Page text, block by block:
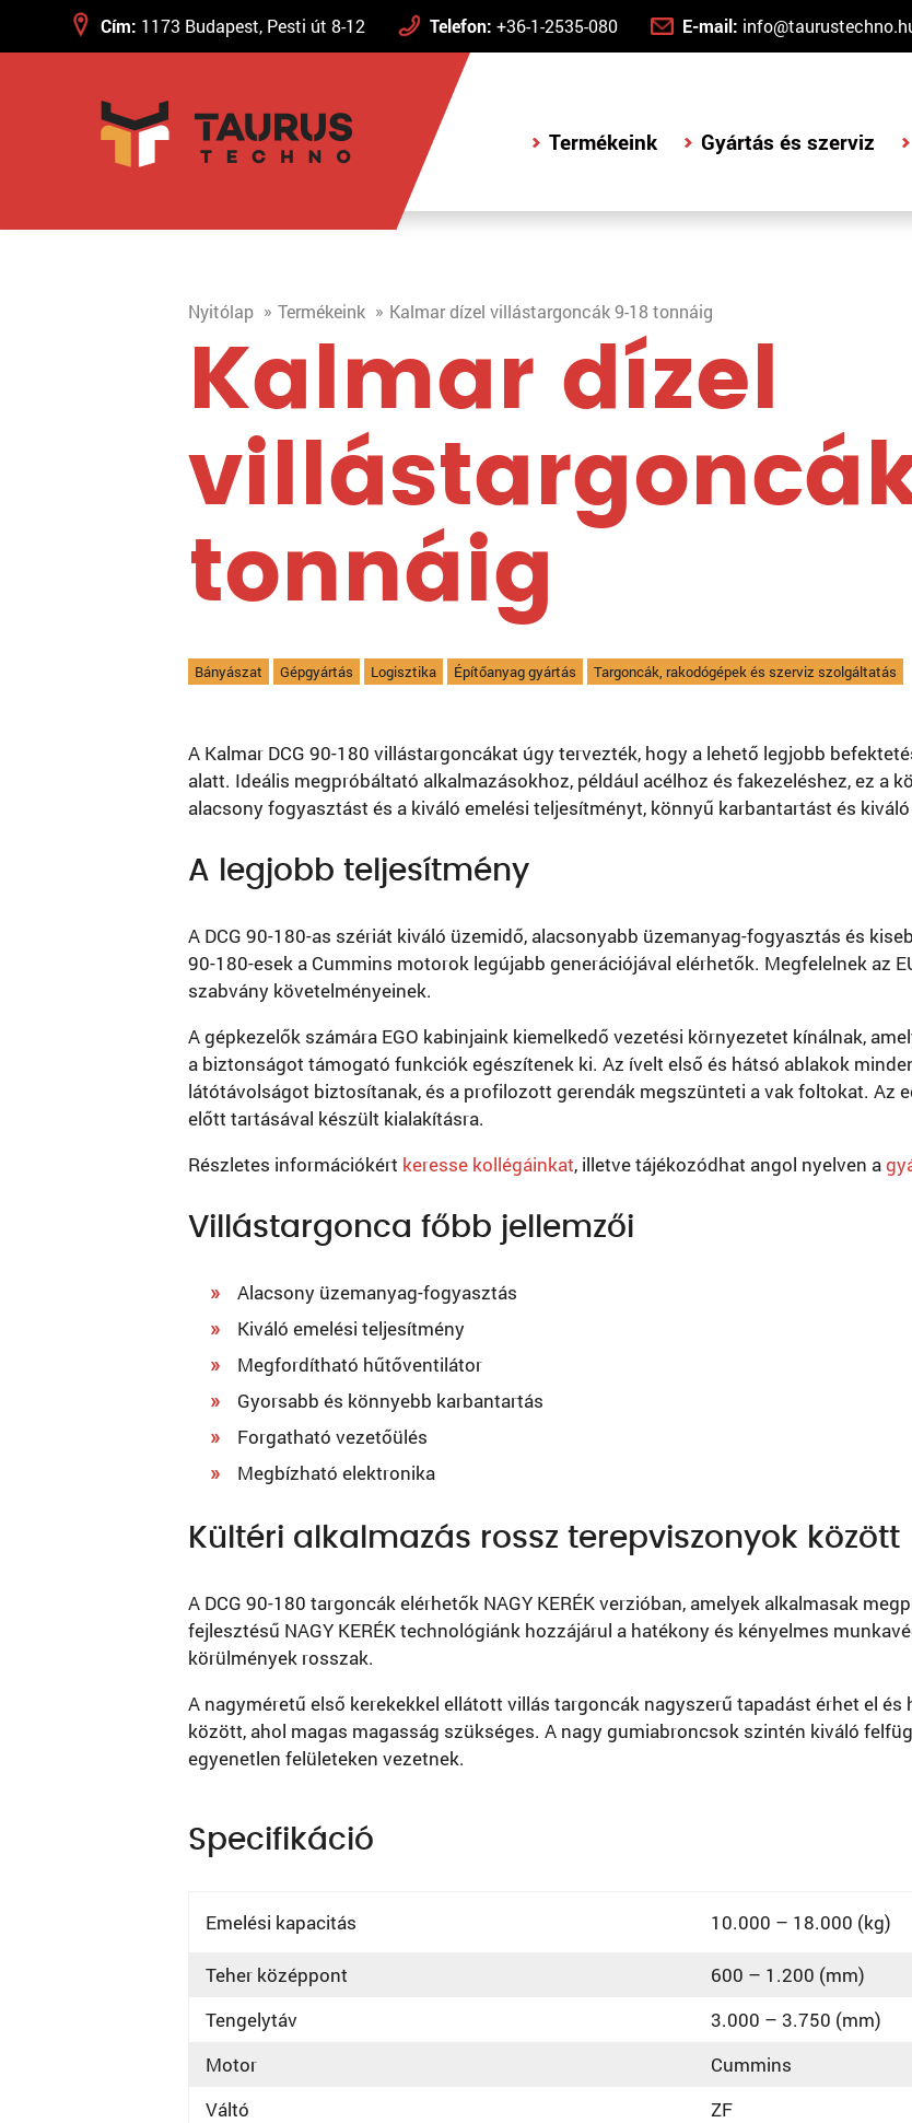
Cím: 1173 Budapest, Pesti út 8-12 Telefon: +36-1-2535-080 E-mail:
Termékeink Gyártás és szerviz
Nyitólap Termékeink Kalmar dízel villástargoncák 9-18 tonnáig
Kalmar dízel
tonnáig
Bányászat Gépgyártás Logisztika Építőanyag gyártás Targoncák, rakodógépek és szerviz szolgáltatás
A Kalmar DCG 90-180 villástargoncákat úgy tervezték, hogy a lehető legjobb
alatt. Ideális megpróbáltató alkalmazásokhoz, például acélhoz és fakezeléshez, ez a
alacsony fogyasztást és a kiváló emelési teljesítményt, könnyű karbantartást és
A legjobb teljesítmény
A DCG 90-180-as szériát kiváló üzemidő, alacsonyabb üzemanyag-fogyasztás és
90-180-esek a Cummins motorok legújabb generációjával elérhetők. Megfelelnek az
szabvány követelményeinek.
A gépkezelők számára EGO kabinjaink kiemelkedő vezetési környezetet kínálnak,
a biztonságot támogató funkciók egészítenek ki. Az ívelt első és hátsó ablakok
látótávolságot biztosítanak, és a profilozott gerendák megszünteti a vak foltokat. Az
előtt tartásával készült kialakításra.
Részletes információkért keresse kollégáinkat, illetve tájékozódhat angol nyelven a
Villástargonca főbb jellemzői
Alacsony üzemanyag-fogyasztás
Kiváló emelési teljesítmény
Megfordítható hűtőventilátor
Gyorsabb és könnyebb karbantartás
Forgatható vezetőülés
Megbízható elektronika
Kültéri alkalmazás rossz terepviszonyok között
A DCG 90-180 targoncák elérhetők NAGY KERÉK verzióban, amelyek alkalmasak
fejlesztésű NAGY KERÉK technológiánk hozzájárul a hatékony és kényelmes
körülmények rosszak.
A nagyméretű első kerekekkel ellátott villás targoncák nagyszerű tapadást érhet el
között, ahol magas magasság szükséges. A nagy gumiabroncsok szintén kiváló
egyenetlen felületeken vezetnek.
Specifikáció
Emelési kapacitás 10.000 – 18.000 (kg)
Teher középpont
600 – 1.200 (mm)
Tengelytáv
3.000 – 3.750 (mm)
Motor
Cummins
Váltó
ZF